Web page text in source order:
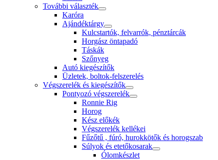
További választék
Karóra
Ajándéktárgy
Kulcstartók, felvarrók, pénztárcák
Horgász öntapadó
Táskák
Szőnyeg
Autó kiegészítők
Üzletek, boltok-felszerelés
Végszerelék és kiegészítők
Pontyozó végszerelék
Ronnie Rig
Horog
Kész előkék
Végszerelék kellékei
Fűzőtű , fúró, hurokkötők és horogszab
Súlyok és etetőkosarak
Ólomkészlet